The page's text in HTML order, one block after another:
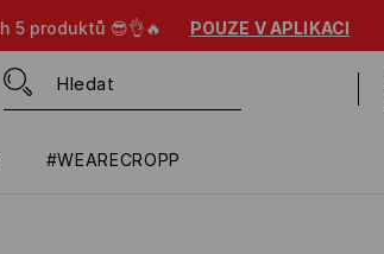
POUZE V APLIKACI
#WEARECROPP